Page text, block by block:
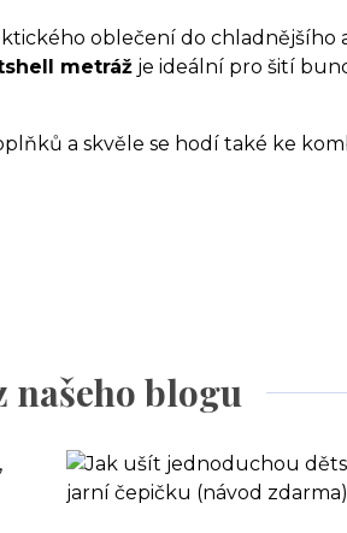
oblečení do chladnějšího
metráž je ideální pro šití
a skvěle se hodí také ke
našeho blogu